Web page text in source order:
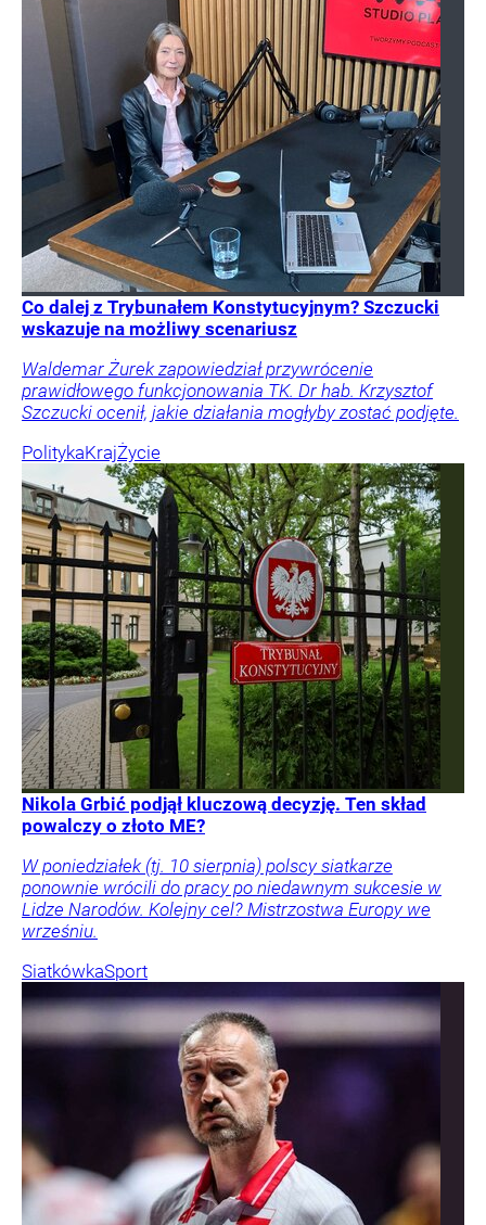
Co dalej z Trybunałem Konstytucyjnym? Szczucki
wskazuje na możliwy scenariusz
Waldemar Żurek zapowiedział przywrócenie
prawidłowego funkcjonowania TK. Dr hab. Krzysztof
Szczucki ocenił, jakie działania mogłyby zostać podjęte.
PolitykaKrajŻycie
Nikola Grbić podjął kluczową decyzję. Ten skład
powalczy o złoto ME?
W poniedziałek (tj. 10 sierpnia) polscy siatkarze
ponownie wrócili do pracy po niedawnym sukcesie w
Lidze Narodów. Kolejny cel? Mistrzostwa Europy we
wrześniu.
SiatkówkaSport